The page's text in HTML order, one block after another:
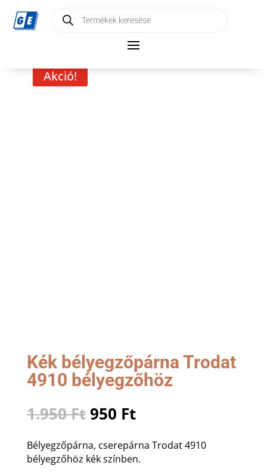
search
Akció!
Kék bélyegzőpárna Trodat
4910 bélyegzőhöz
1.950Ft Original
price
was:
1.950 Ft.
950 FtCurrent
price
is:
950 Ft.
Bélyegzőpárna, cserepárna Trodat 4910
bélyegzőhöz kék színben.